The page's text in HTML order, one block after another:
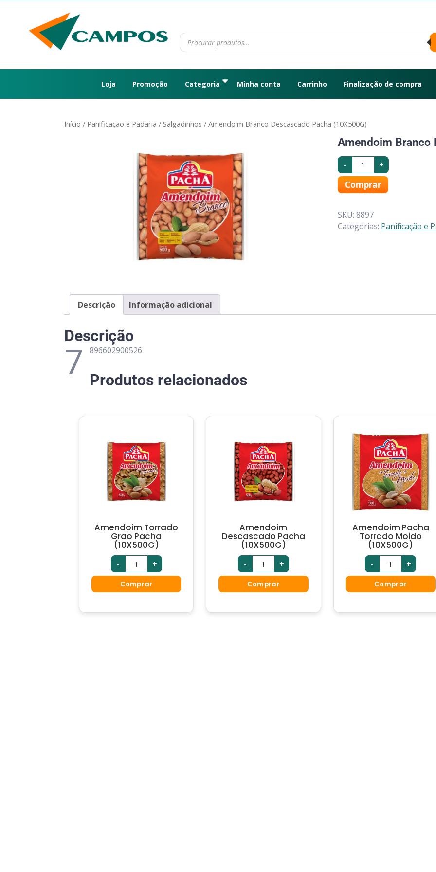
Loja Promoção Categoria Minha conta Carrinho Finalização de compra
Início / Panificação e Padaria / Salgadinhos / Amendoim Branco Descascado Pacha (10X500G)
Amendoim Branco
- +
Comprar
SKU: 8897
Categorias: Panificação e
Descrição Informação adicional
Descrição
7 896602900526
Produtos relacionados
Amendoim Torrado
Grao Pacha
(10X500G)
- +
Comprar
Amendoim
Descascado Pacha
(10X500G)
- +
Comprar
Amendoim Pacha
Torrado Moido
(10X500G)
- +
Comprar